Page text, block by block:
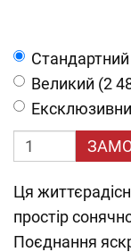
Великий (2
Ця
простір
Поєднання